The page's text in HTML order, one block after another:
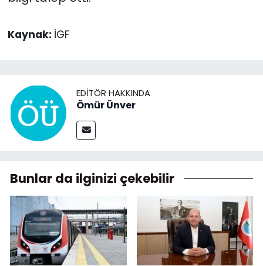
Kaynak: İGF
EDITÖR HAKKINDA
Ömür Ünver
Bunlar da ilginizi çekebilir